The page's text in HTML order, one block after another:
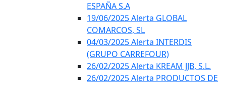
ESPAÑA S.A
19/06/2025 Alerta GLOBAL
COMARCOS, SL
04/03/2025 Alerta INTERDIS
(GRUPO CARREFOUR)
26/02/2025 Alerta KREAM JJB, S.L.
26/02/2025 Alerta PRODUCTOS DE